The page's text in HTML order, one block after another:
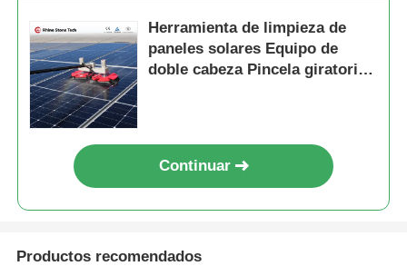
Herramienta de limpieza de
paneles solares Equipo de
doble cabeza Pincela giratoria
Continuar
Productos recomendados